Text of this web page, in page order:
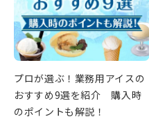
プロが選ぶ！業務用アイスの
おすすめ9選を紹介 購入時
のポイントも解説！